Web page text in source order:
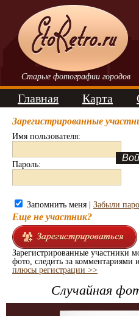
Старые фотографии городов
Главная Карта
Зарегистрированные
Имя пользователя:
Пароль:
Запомнить меня | Забыли
Еще не участник?
Зарегистрированные участники
фото, следить за комментариями
плюсы регистрации >>
Случайная